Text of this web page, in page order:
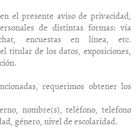
el presente aviso de privacidad,
de distintas formas: vía
encuestas en línea, etc.
titular de los datos, exposiciones,
requerimos obtener los
nombre(s), teléfono, telefono
género, nivel de escolaridad.